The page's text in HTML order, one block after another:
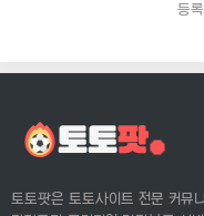
등
토토팟은 토토사이트 전문 커뮤